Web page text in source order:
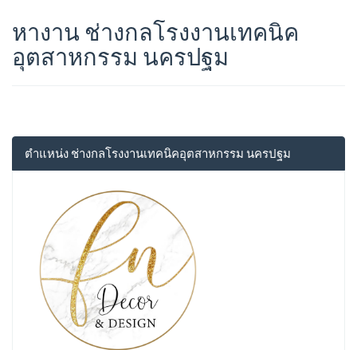
หางาน ช่างกลโรงงานเทคนิค
อุตสาหกรรม นครปฐม
ตำแหน่ง ช่างกลโรงงานเทคนิคอุตสาหกรรม นครปฐม